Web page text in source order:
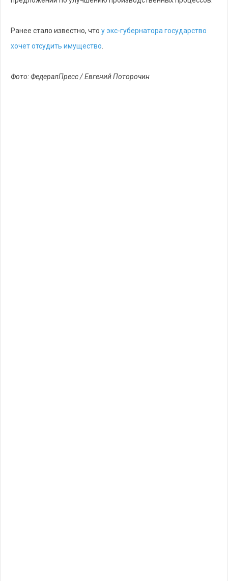
Ранее стало известно, что у экс-губернатора государство
хочет отсудить имущество
Фото: ФедералПресс / Евгений Поторочин